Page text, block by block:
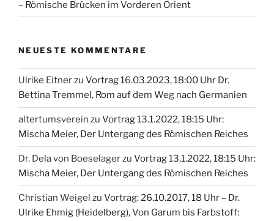
– Römische Brücken im Vorderen Orient
NEUESTE KOMMENTARE
Ulrike Eitnerzu Vortrag 16.03.2023, 18:00 Uhr Dr.
Bettina Tremmel, Rom auf dem Weg nach Germanien
altertumsverein zu Vortrag 13.1.2022, 18:15 Uhr:
Mischa Meier, Der Untergang des Römischen Reiches
Dr. Dela von Boeselagerzu Vortrag 13.1.2022, 18:15 Uhr:
Mischa Meier, Der Untergang des Römischen Reiches
Christian Weigel zu Vortrag: 26.10.2017, 18 Uhr – Dr.
Ulrike Ehmig (Heidelberg), Von Garum bis Farbstoff: